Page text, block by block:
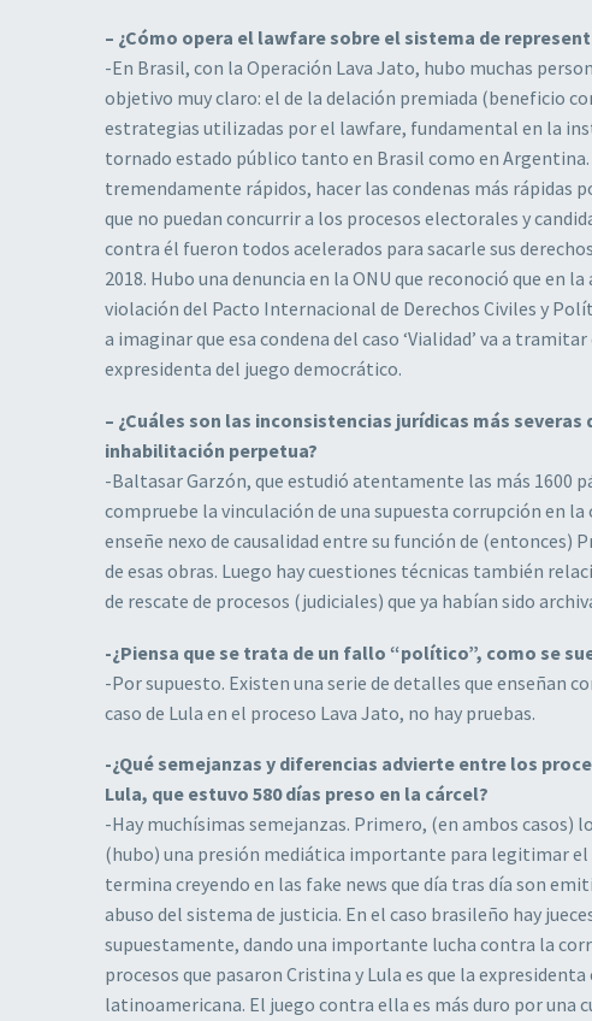
– ¿Cómo opera el lawfare sobre el sistema de
-En Brasil, con la Operación Lava Jato, hubo muchas
objetivo muy claro: el de la delación premiada (beneficio
estrategias utilizadas por el lawfare, fundamental en la
tornado estado público tanto en Brasil como en Argentina.
tremendamente rápidos, hacer las condenas más rápidas
que no puedan concurrir a los procesos electorales y
contra él fueron todos acelerados para sacarle sus
2018. Hubo una denuncia en la ONU que reconoció que en
violación del Pacto Internacional de Derechos Civiles y
a imaginar que esa condena del caso ‘Vialidad’ va a
expresidenta del juego democrático.
– ¿Cuáles son las inconsistencias jurídicas más
inhabilitación perpetua?
-Baltasar Garzón, que estudió atentamente las más 1600
compruebe la vinculación de una supuesta corrupción en
enseñe nexo de causalidad entre su función de (entonces)
de esas obras. Luego hay cuestiones técnicas también
de rescate de procesos (judiciales) que ya habían sido
-¿Piensa que se trata de un fallo “político”, como se
-Por supuesto. Existen una serie de detalles que enseñan
caso de Lula en el proceso Lava Jato, no hay pruebas.
-¿Qué semejanzas y diferencias advierte entre los
Lula, que estuvo 580 días preso en la cárcel?
-Hay muchísimas semejanzas. Primero, (en ambos casos)
(hubo) una presión mediática importante para legitimar
termina creyendo en las fake news que día tras día son
abuso del sistema de justicia. En el caso brasileño hay
supuestamente, dando una importante lucha contra la
procesos que pasaron Cristina y Lula es que la
latinoamericana. El juego contra ella es más duro por una